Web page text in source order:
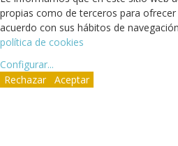
propias como de terceros para
acuerdo con sus hábitos de
política de cookies
Configurar...
Rechazar
Aceptar